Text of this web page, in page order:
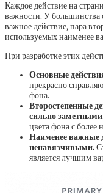
Каждое действие на
важности. У большинства
важное действие, пара
используемых наименее
При разработке этих
Основные
прекрасно
фона.
Второстепенные
сильно заметными
цвета фона с более
Наименее важные
ненавязчивыми.
является лучшим